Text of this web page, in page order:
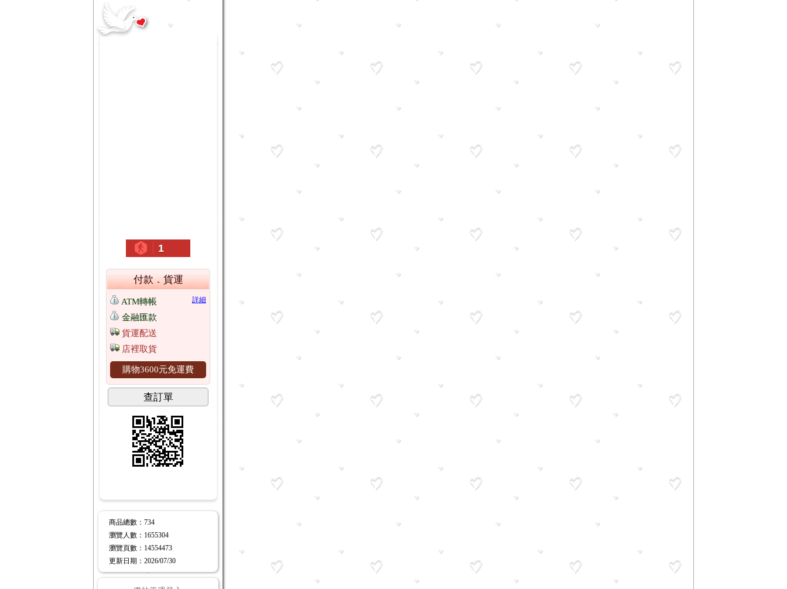
1
付款．貨運
詳細
ATM轉帳
金融匯款
貨運配送
店裡取貨
購物3600元免運費
查訂單
商品總數 ：734
瀏覽人數 ： 1655304
瀏覽頁數 ： 14554473
更新日期 ：2026/07/30